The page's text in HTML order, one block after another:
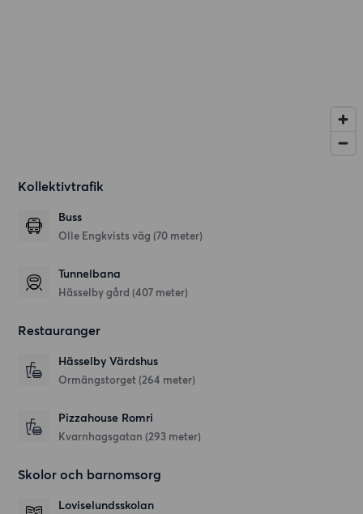
Kollektivtrafik
Buss
Olle Engkvists väg (70 meter)
Tunnelbana
Hässelby gård (407 meter)
Restauranger
Hässelby Värdshus
Ormängstorget (264 meter)
Pizzahouse Romri
Kvarnhagsgatan (293 meter)
Skolor och barnomsorg
Loviselundsskolan